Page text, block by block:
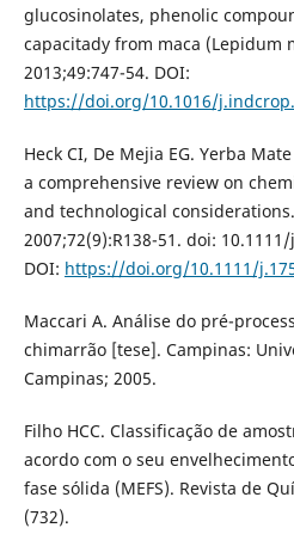
glucosinolates, phenolic
capacitady from maca (Lepidum
2013;49:747-54. DOI:
https://doi.org/10.1016/
Heck CI, De Mejia EG. Yerba
a comprehensive review on
and technological considerations.
2007;72(9):R138-51. doi:
DOI: https://doi.org/10.1111/
Maccari A. Análise do pré-
chimarrão [tese]. Campinas:
Campinas; 2005.
Filho HCC. Classificação de
acordo com o seu
fase sólida (MEFS). Revista de
(732).